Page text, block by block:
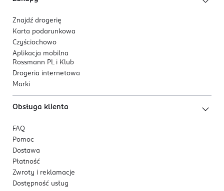
Znajdź drogerię
Karta podarunkowa
Czyściochowo
Aplikacja mobilna
Rossmann PL i Klub
Drogeria internetowa
Marki
Obsługa klienta
FAQ
Pomoc
Dostawa
Płatność
Zwroty i reklamacje
Dostępność usług